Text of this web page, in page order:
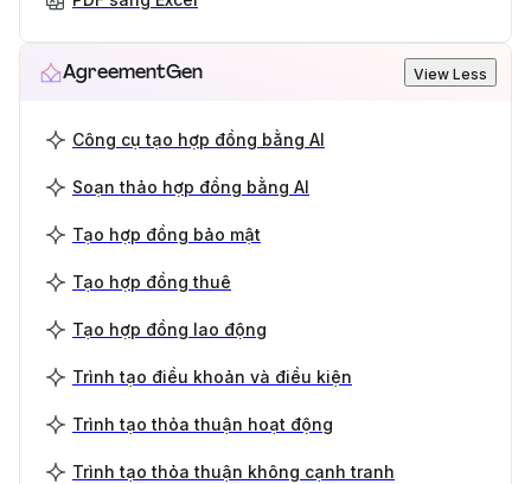
AgreementGen View Less
Công cụ tạo hợp đồng bằng AI
Soạn thảo hợp đồng bằng AI
Tạo hợp đồng bảo mật
Tạo hợp đồng thuê
Tạo hợp đồng lao động
Trình tạo điều khoản và điều kiện
Trình tạo thỏa thuận hoạt động
Trình tạo thỏa thuận không cạnh tranh